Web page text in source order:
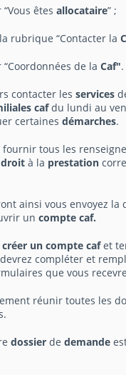
êtes allocataire” ;
rubrique “Contacter la
de la Caf".
contacter les services
cafdu lundi au
certaines démarches.
tous les
droit à la prestation
ainsi vous envoyez la
un compte caf.
créer un compte cafet
compléter et
que vous
réunir toutes les
dossier de demande